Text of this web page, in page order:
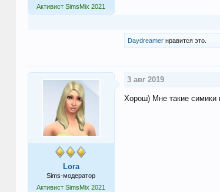
Активист SimsMix 2021
Daydreamerнравится это.
Lora
Sims-модератор
Активист SimsMix 2021
3 авг 2019
Хорош) Мне такие симики